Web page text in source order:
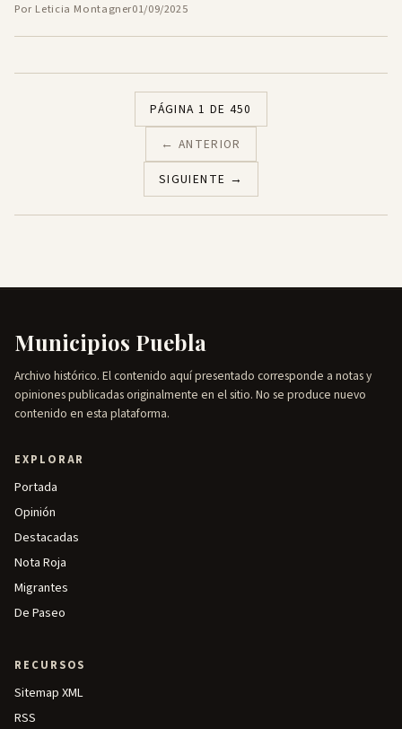
Por Leticia Montagner01/09/2025
← ANTERIOR
PÁGINA 1 DE 450
SIGUIENTE →
Municipios Puebla
Archivo histórico. El contenido aquí presentado corresponde a notas y
opiniones publicadas originalmente en el sitio. No se produce nuevo
contenido en esta plataforma.
EXPLORAR
Portada
Opinión
Destacadas
Nota Roja
Migrantes
De Paseo
RECURSOS
Sitemap XML
RSS